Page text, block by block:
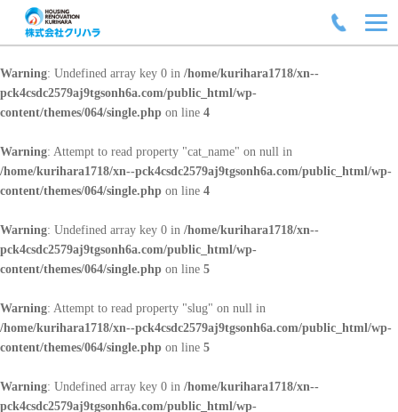
Warning: Undefined array key 0 in /home/kurihara1718/xn--
pck4csdc2579aj9tgsonh6a.com/public_html/wp-
content/themes/064/single.php on line 4
Warning: Attempt to read property "cat_name" on null in
/home/kurihara1718/xn--pck4csdc2579aj9tgsonh6a.com/public_html/wp-
content/themes/064/single.php on line 4
Warning: Undefined array key 0 in /home/kurihara1718/xn--
pck4csdc2579aj9tgsonh6a.com/public_html/wp-
content/themes/064/single.php on line 5
Warning: Attempt to read property "slug" on null in
/home/kurihara1718/xn--pck4csdc2579aj9tgsonh6a.com/public_html/wp-
content/themes/064/single.php on line 5
Warning: Undefined array key 0 in /home/kurihara1718/xn--
pck4csdc2579aj9tgsonh6a.com/public_html/wp-